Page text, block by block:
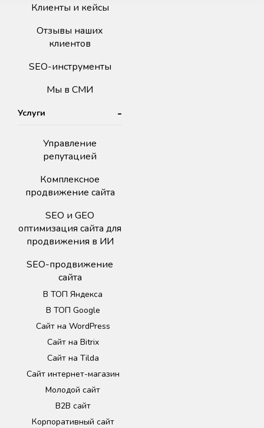
Клиенты и кейсы
Отзывы наших
клиентов
SEO-инструменты
Мы в СМИ
Услуги
Управление
репутацией
Комплексное
продвижение сайта
SEO и GEO
оптимизация сайта для
продвижения в ИИ
SEO-продвижение
сайта
В ТОП Яндекса
В ТОП Google
Сайт на WordPress
Сайт на Bitrix
Сайт на Tilda
Сайт интернет-магазин
Молодой сайт
B2B сайт
Корпоративный сайт